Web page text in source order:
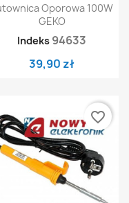
Oporowa 100W
GEKO
Indeks 94633
39,90 zł
favorite_border